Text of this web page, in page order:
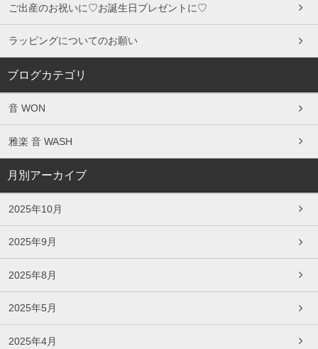
ご出産のお祝いに♡お誕生日プレゼントに♡
ラッピングについてのお願い
ブログカテゴリ
音 WON
雅楽 音 WASH
月別アーカイブ
2025年10月
2025年9月
2025年8月
2025年5月
2025年4月